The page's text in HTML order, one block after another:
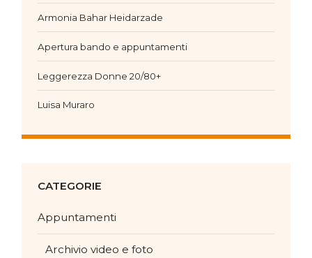
Armonia Bahar Heidarzade
Apertura bando e appuntamenti
Leggerezza Donne 20/80+
Luisa Muraro
CATEGORIE
Appuntamenti
Archivio video e foto